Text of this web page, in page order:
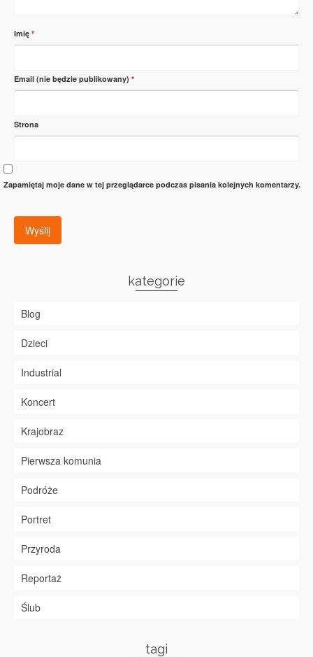
Imię *
Email (nie będzie publikowany) *
Strona
Zapamiętaj moje dane w tej przeglądarce podczas pisania kolejnych komentarzy.
kategorie
Blog
Dzieci
Industrial
Koncert
Krajobraz
Pierwsza komunia
Podróże
Portret
Przyroda
Reportaż
Ślub
tagi